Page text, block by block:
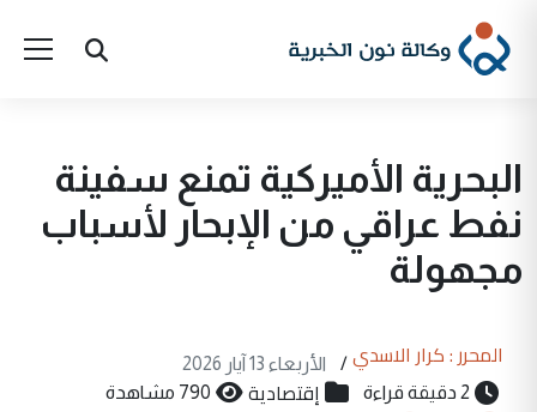
البحرية الأميركية تمنع سفينة
نفط عراقي من الإبحار لأسباب
مجهولة
المحرر : كرار الاسدي /
الأربعاء 13 آيار 2026
2 دقيقة قراءة
إقتصادية 790 مشاهدة